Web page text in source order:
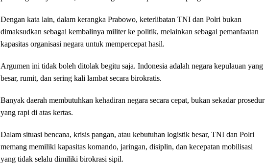
Dengan kata lain, dalam kerangka Prabowo, keterlibatan TNI dan Polri bukan
dimaksudkan sebagai kembalinya militer ke politik, melainkan sebagai pemanfaatan
kapasitas organisasi negara untuk mempercepat hasil.
Argumen ini tidak boleh ditolak begitu saja. Indonesia adalah negara kepulauan yang
besar, rumit, dan sering kali lambat secara birokratis.
Banyak daerah membutuhkan kehadiran negara secara cepat, bukan sekadar prosedur
yang rapi di atas kertas.
Dalam situasi bencana, krisis pangan, atau kebutuhan logistik besar, TNI dan Polri
memang memiliki kapasitas komando, jaringan, disiplin, dan kecepatan mobilisasi
yang tidak selalu dimiliki birokrasi sipil.